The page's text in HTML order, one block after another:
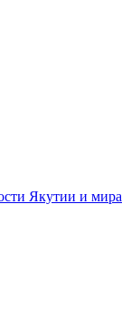
Якутии и мира